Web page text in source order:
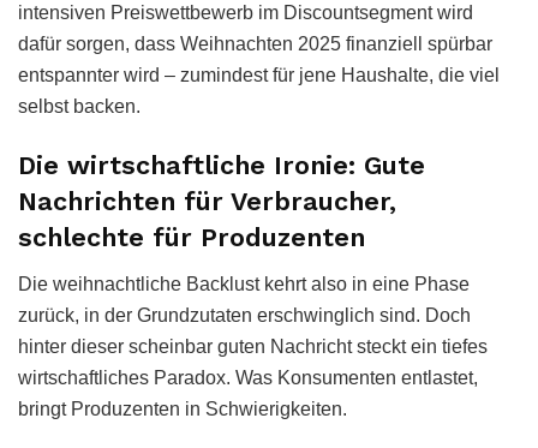
intensiven Preiswettbewerb im Discountsegment wird
dafür sorgen, dass Weihnachten 2025 finanziell spürbar
entspannter wird – zumindest für jene Haushalte, die viel
selbst backen.
Die wirtschaftliche Ironie: Gute
Nachrichten für Verbraucher,
schlechte für Produzenten
Die weihnachtliche Backlust kehrt also in eine Phase
zurück, in der Grundzutaten erschwinglich sind. Doch
hinter dieser scheinbar guten Nachricht steckt ein tiefes
wirtschaftliches Paradox. Was Konsumenten entlastet,
bringt Produzenten in Schwierigkeiten.